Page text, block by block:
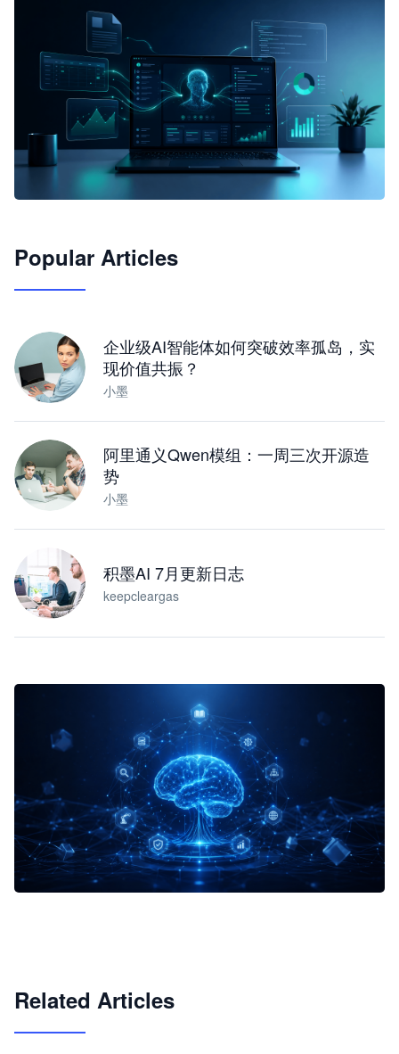
JimoClaw 桌面 AI Agent 工作台
Popular Articles
企业级AI智能体如何突破效率孤岛，实
现价值共振？
小墨
阿里通义Qwen模组：一周三次开源造
势
小墨
积墨AI 7月更新日志
keepcleargas
Related Articles